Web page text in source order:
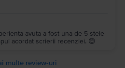
avuta a fost una de 5 stele
acordat scrierii recenziei. 😊
multe review-uri